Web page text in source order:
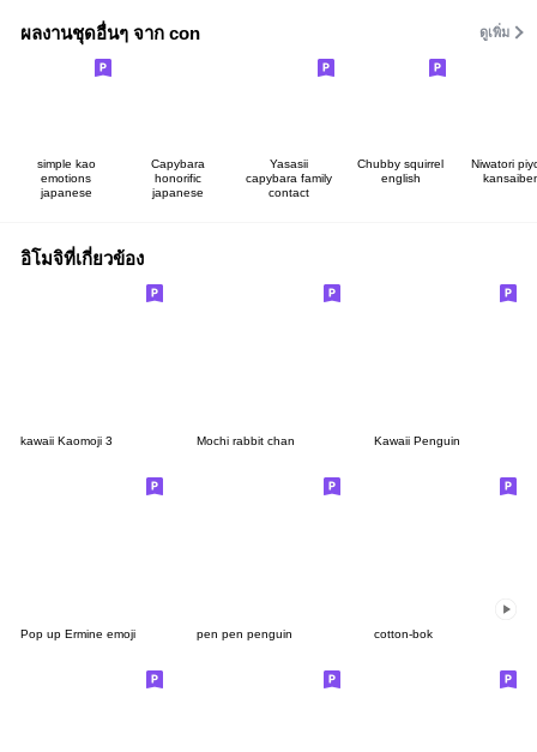
ผลงานชุดอื่นๆ จาก con ดูเพิ่ม
simple kao
emotions
japanese
Capybara
honorific
japanese
Yasasii
capybara family
contact
Chubby squirrel
english
Niwatori
อิโมจิที่เกี่ยวข้อง
kawaii Kaomoji 3 Mochi rabbit chan Kawaii Penguin
Pop up Ermine emoji pen pen penguin cotton-bok